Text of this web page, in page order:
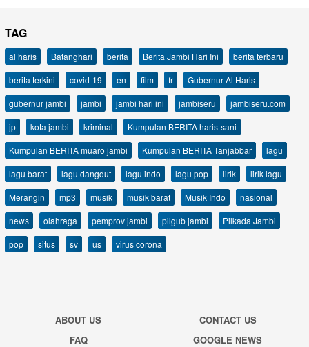
TAG
al haris Batanghari berita Berita Jambi Hari Ini
berita terbaru
berita terkini
covid-19 en film fr
Gubernur Al Haris
gubernur jambi
jambi jambi hari ini jambiseru
jambiseru.com
jp
kota jambi kriminal
Kumpulan BERITA haris-sani
Kumpulan BERITA muaro jambi
Kumpulan BERITA Tanjabbar
lagu
lagu barat
lagu dangdut lagu indo lagu pop lirik
lirik lagu
Merangin
mp3 musik musik barat Musik Indo
nasional
news
olahraga pemprov jambi pilgub jambi
Pilkada Jambi
pop
situs sv us virus corona
ABOUT US
CONTACT US
FAQ
GOOGLE NEWS